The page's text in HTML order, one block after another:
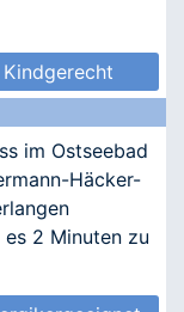
im Ostseebad
Häcker-
2 Minuten zu